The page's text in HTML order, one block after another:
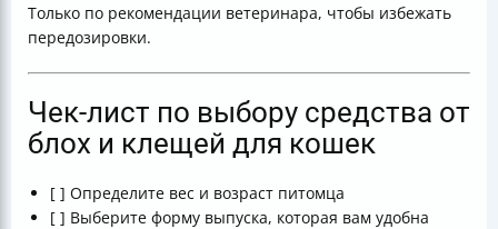
Только по рекомендации ветеринара, чтобы избежать
передозировки.
Чек-лист по выбору средства от
блох и клещей для кошек
[ ] Определите вес и возраст питомца
[ ] Выберите форму выпуска, которая вам удобна